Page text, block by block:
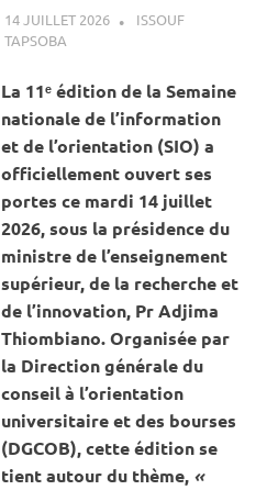
14 JUILLET 2026
ISSOUF
TAPSOBA
La 11ᵉ édition de la Semaine
nationale de l’information
et de l’orientation (SIO) a
officiellement ouvert ses
portes ce mardi 14 juillet
2026, sous la présidence du
ministre de l’enseignement
supérieur, de la recherche et
de l’innovation, Pr Adjima
Thiombiano. Organisée par
la Direction générale du
conseil à l’orientation
universitaire et des bourses
(DGCOB), cette édition se
tient autour du thème,«